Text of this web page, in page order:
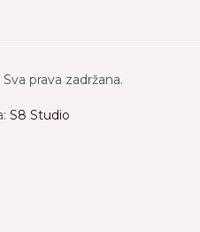
prava zadržana.
S8 Studio